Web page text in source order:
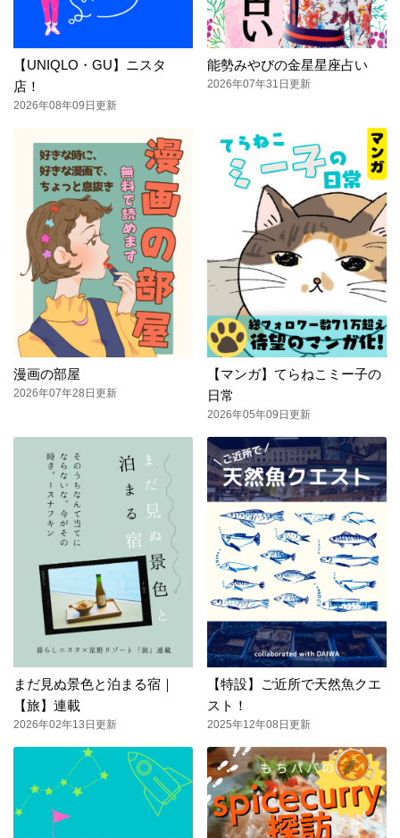
【UNIQLO・GU】ニスタ
店！
2026年08年09日更新
能勢みやびの金星星座占い
2026年07年31日更新
漫画の部屋
2026年07年28日更新
【マンガ】てらねこミー子の
日常
2026年05年09日更新
まだ見ぬ景色と泊まる宿｜
【旅】連載
2026年02年13日更新
【特設】ご近所で天然魚クエ
スト！
2025年12年08日更新